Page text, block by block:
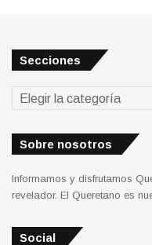
Secciones
Secciones
Sobre nosotros
Informamos y disfrutamos
revelador. El Queretano es
Social